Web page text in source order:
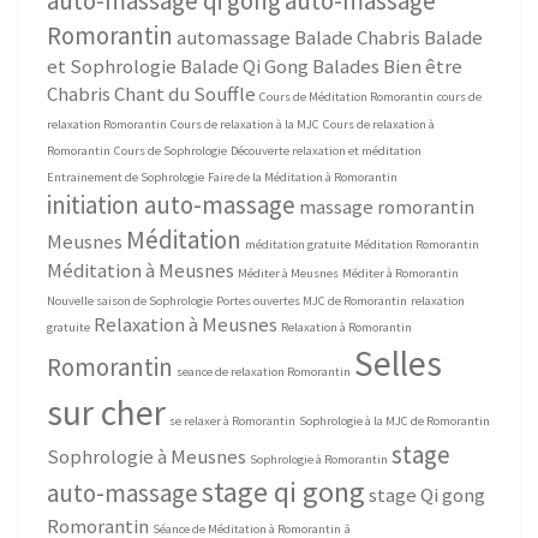
Romorantin automassage Balade Chabris Balade
et Sophrologie Balade Qi Gong Balades Bien être
ChabrisChant du Souffle Cours de Méditation Romorantin cours de
relaxation Romorantin Cours de relaxation à la MJC Cours de relaxation à
Romorantin Cours de Sophrologie Découverte relaxation et méditation
Entrainement de Sophrologie Faire de la Méditation à Romorantin
initiation auto-massage massage romorantin
Meusnes Méditation méditation gratuite Méditation Romorantin
Méditation à Meusnes Méditer à Meusnes Méditer à Romorantin
Nouvelle saison de Sophrologie Portes ouvertes MJC de Romorantin relaxation
gratuite Relaxation à Meusnes Relaxation à Romorantin
Romorantin seance de relaxation Romorantin Selles
sur cher se relaxer à Romorantin Sophrologie à la MJC de Romorantin
Sophrologie à Meusnes Sophrologie à Romorantin stage
auto-massagestage qi gongstage Qi gong
Romorantin Séance de Méditation à Romorantin â